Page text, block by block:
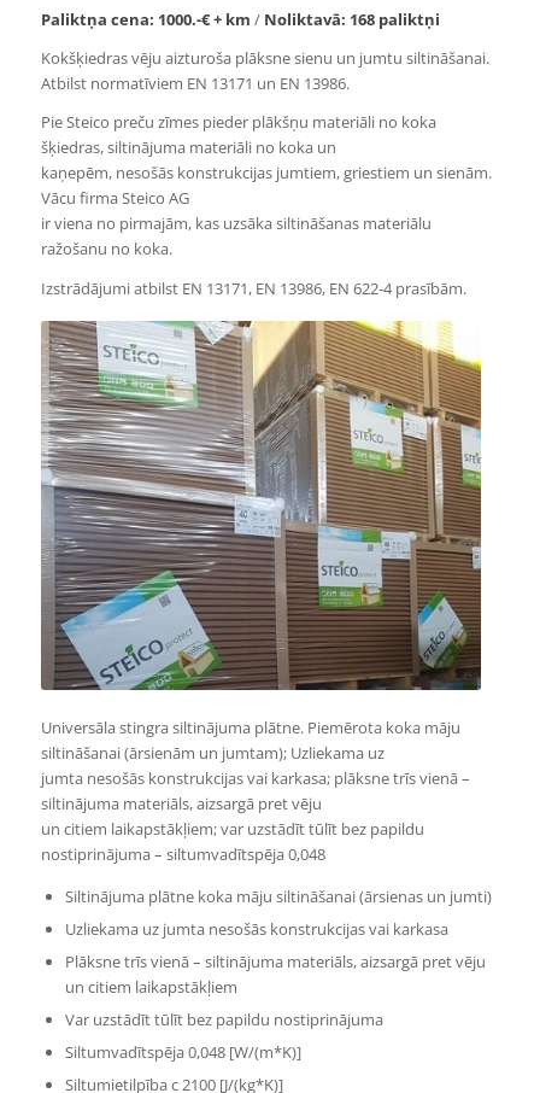
Paliktņa cena: 1000.-€ + km / Noliktavā: 168 paliktņi
Kokšķiedras vēju aizturoša plāksne sienu un jumtu siltināšanai.
Atbilst normatīviem EN 13171 un EN 13986.
Pie Steico preču zīmes pieder plākšņu materiāli no koka
šķiedras, siltinājuma materiāli no koka un
kaņepēm, nesošās konstrukcijas jumtiem, griestiem un sienām.
Vācu firma Steico AG
ir viena no pirmajām, kas uzsāka siltināšanas materiālu
ražošanu no koka.
Izstrādājumi atbilst EN 13171, EN 13986, EN 622-4 prasībām.
Universāla stingra siltinājuma plātne. Piemērota koka māju
siltināšanai (ārsienām un jumtam); Uzliekama uz
jumta nesošās konstrukcijas vai karkasa; plāksne trīs vienā –
siltinājuma materiāls, aizsargā pret vēju
un citiem laikapstākļiem; var uzstādīt tūlīt bez papildu
nostiprinājuma – siltumvadītspēja 0,048
Siltinājuma plātne koka māju siltināšanai (ārsienas un jumti)
Uzliekama uz jumta nesošās konstrukcijas vai karkasa
Plāksne trīs vienā – siltinājuma materiāls, aizsargā pret vēju
un citiem laikapstākļiem
Var uzstādīt tūlīt bez papildu nostiprinājuma
Siltumvadītspēja 0,048 [W/(m*K)]
Siltumietilpība c 2100 [J/(kg*K)]